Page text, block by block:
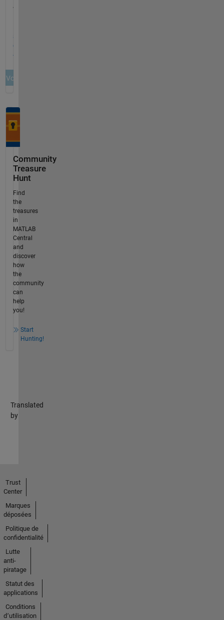
Community
Treasure
Hunt
Find
the
treasures
in
MATLAB
Central
and
discover
how
the
community
can
help
you!
Start
Hunting!
Translated
by
Trust
Center
Marques
déposées
Politique de
confidentialité
Lutte
anti-
piratage
Statut des
applications
Conditions
d՚utilisation